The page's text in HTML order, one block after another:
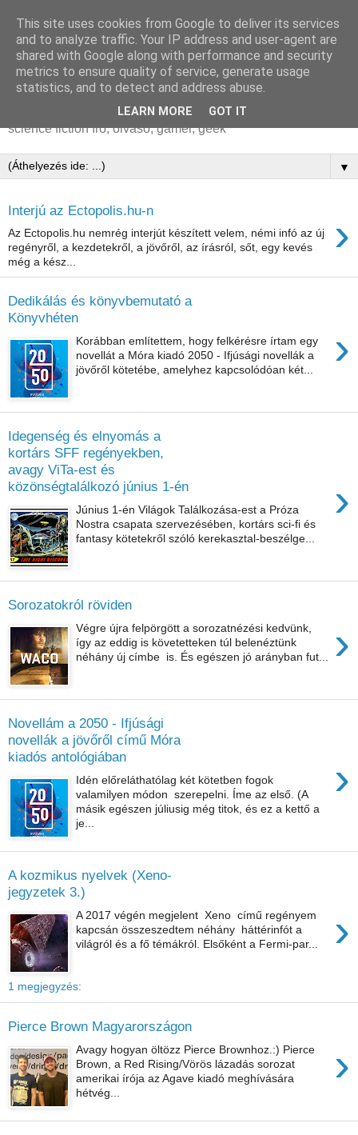
Markovics Botond |
Brandon Hackett
MARKOVICS Botond aka Brandon Hackett írói honlapja |
science fiction író, olvasó, gamer, geek
▼
Interjú az Ectopolis.hu-n ›
Az Ectopolis.hu nemrég interjút készített velem, némi infó az új
regényről, a kezdetekről, a jövőről, az írásról, sőt, egy kevés
még a kész...
Dedikálás és könyvbemutató a
Könyvhéten
›
Korábban említettem, hogy felkérésre írtam egy
novellát a Móra kiadó 2050 - Ifjúsági novellák a
jövőről kötetébe, amelyhez kapcsolódóan két...
Idegenség és elnyomás a
kortárs SFF regényekben,
avagy ViTa-est és
közönségtalálkozó június 1-én
›
Június 1-én Világok Találkozása-est a Próza
Nostra csapata szervezésében, kortárs sci-fi és
fantasy kötetekről szóló kerekasztal-beszélge...
Sorozatokról röviden
›
Végre újra felpörgött a sorozatnézési kedvünk,
így az eddig is követetteken túl belenéztünk
néhány új címbe is. És egészen jó arányban fut...
Novellám a 2050 - Ifjúsági
novellák a jövőről című Móra
kiadós antológiában
›
Idén előreláthatólag két kötetben fogok
valamilyen módon szerepelni. Íme az első. (A
másik egészen júliusig még titok, és ez a kettő a
je...
A kozmikus nyelvek (Xeno-
jegyzetek 3.)
›
A 2017 végén megjelent Xeno című regényem
kapcsán összeszedtem néhány háttérinfót a
világról és a fő témákról. Elsőként a Fermi-par...
1 megjegyzés:
Pierce Brown Magyarországon
›
Avagy hogyan öltözz Pierce Brownhoz.:) Pierce
Brown, a Red Rising/Vörös lázadás sorozat
amerikai írója az Agave kiadó meghívására
hétvég...
This site uses cookies from Google to deliver its services
and to analyze traffic. Your IP address and user-agent are
shared with Google along with performance and security
metrics to ensure quality of service, generate usage
statistics, and to detect and address abuse.
LEARN MORE GOT IT